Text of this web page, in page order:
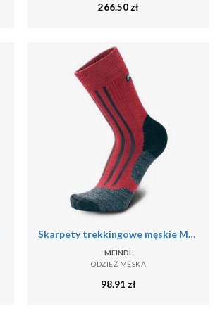
266.50 zł
Skarpety trekkingowe męskie Meindl MT6 Lady z wełną Merino
MEINDL
ODZIEŻ MĘSKA
98.91 zł